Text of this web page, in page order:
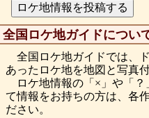
全国ロケ地ガイドについ
全国ロケ地ガイドでは、
あったロケ地を地図と写真
ロケ地情報の「×」や「？
て情報をお持ちの方は、各
ださい。